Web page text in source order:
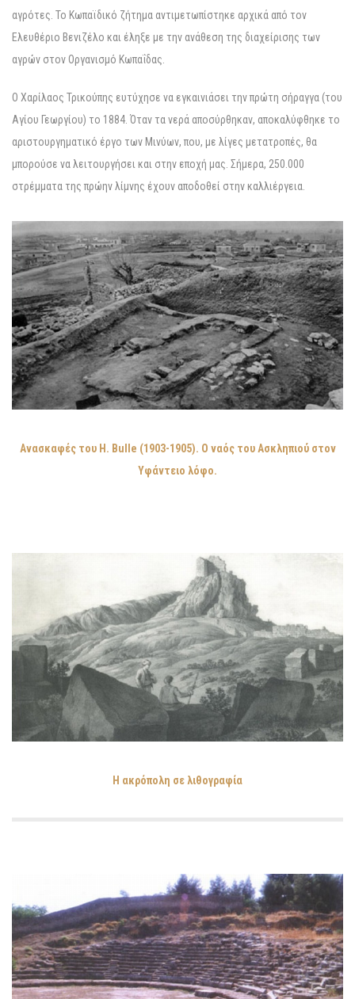
αγρότες. Το Κωπαϊδικό ζήτημα αντιμετωπίστηκε αρχικά από τον
Ελευθέριο Βενιζέλο και έληξε με την ανάθεση της διαχείρισης των
αγρών στον Οργανισμό Κωπαΐδας.
Ο Χαρίλαος Τρικούπης ευτύχησε να εγκαινιάσει την πρώτη σήραγγα (του
Αγίου Γεωργίου) το 1884. Όταν τα νερά αποσύρθηκαν, αποκαλύφθηκε το
αριστουργηματικό έργο των Μινύων, που, με λίγες μετατροπές, θα
μπορούσε να λειτουργήσει και στην εποχή μας. Σήμερα, 250.000
στρέμματα της πρώην λίμνης έχουν αποδοθεί στην καλλιέργεια.
Ανασκαφές του H. Bulle (1903-1905). Ο ναός του Ασκληπιού στον
Υφάντειο λόφο.
Η ακρόπολη σε λιθογραφία